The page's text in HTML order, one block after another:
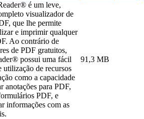
é um leve,
visualizador de
que lhe permite
e imprimir qualquer
Ao contrário de
de PDF gratuitos,
possui uma fácil
utilização de recursos
como a capacidade
anotações para PDF,
PDF, e
informações com as
91,3 MB